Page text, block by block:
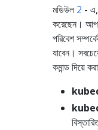
মডিউল 2 - এ,
করেছেন।
পরিবেশ
যাবেন।
কমান্ড দিয়ে